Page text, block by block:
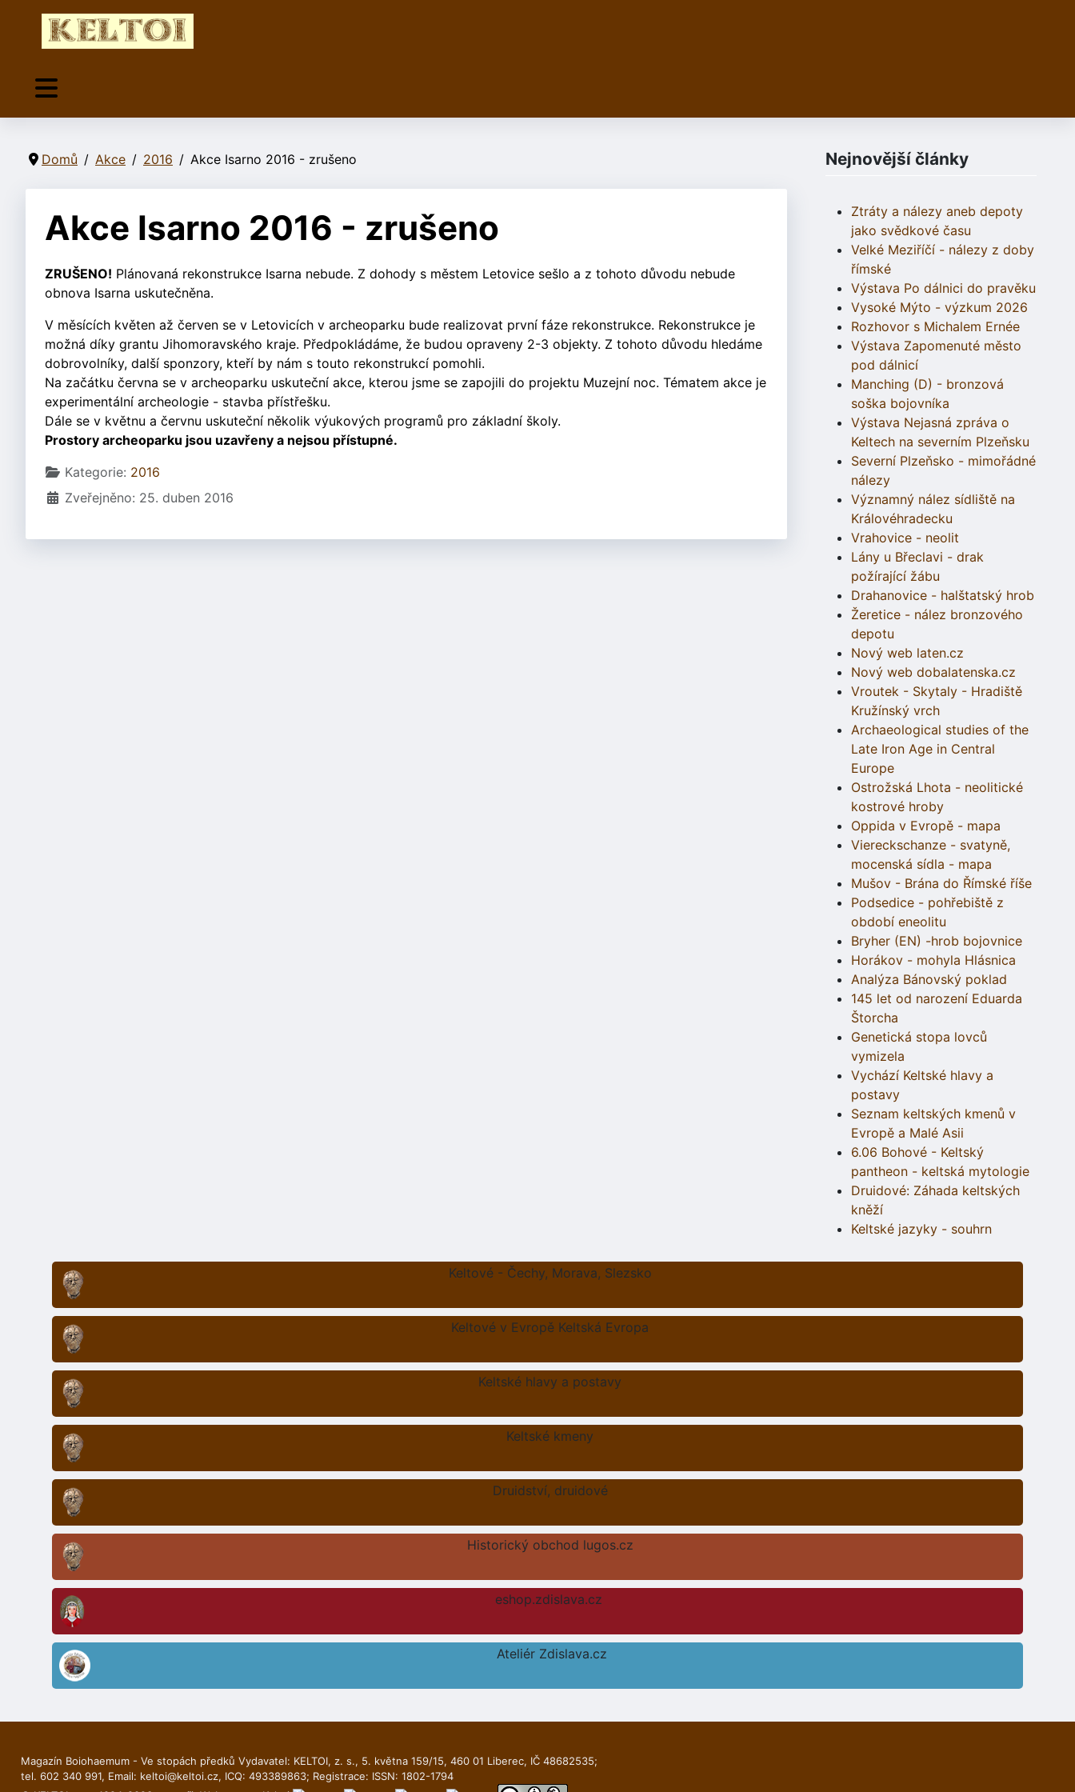
Domů Akce 2016 Akce Isarno 2016 - zrušeno
Akce Isarno 2016 - zrušeno
ZRUŠENO! Plánovaná rekonstrukce Isarna nebude. Z dohody s městem Letovice sešlo a z tohoto důvodu nebude
obnova Isarna uskutečněna.
V měsících květen až červen se v Letovicích v archeoparku bude realizovat první fáze rekonstrukce. Rekonstrukce je
možná díky grantu Jihomoravského kraje. Předpokládáme, že budou opraveny 2-3 objekty. Z tohoto důvodu hledáme
dobrovolníky, další sponzory, kteří by nám s touto rekonstrukcí pomohli.
Na začátku června se v archeoparku uskuteční akce, kterou jsme se zapojili do projektu Muzejní noc. Tématem akce je
experimentální archeologie - stavba přístřešku.
Dále se v květnu a červnu uskuteční několik výukových programů pro základní školy.
Prostory archeoparku jsou uzavřeny a nejsou přístupné.
Základní údaje
Kategorie: 2016
Zveřejněno: 25. duben 2016
Nejnovější články
Ztráty a nálezy aneb depoty
jako svědkové času
Velké Meziříčí - nálezy z doby
římské
Výstava Po dálnici do pravěku
Vysoké Mýto - výzkum 2026
Rozhovor s Michalem Ernée
Výstava Zapomenuté město
pod dálnicí
Manching (D) - bronzová
soška bojovníka
Výstava Nejasná zpráva o
Keltech na severním Plzeňsku
Severní Plzeňsko - mimořádné
nálezy
Významný nález sídliště na
Královéhradecku
Vrahovice - neolit
Lány u Břeclavi - drak
požírající žábu
Drahanovice - halštatský hrob
Žeretice - nález bronzového
depotu
Nový web laten.cz
Nový web dobalatenska.cz
Vroutek - Skytaly - Hradiště
Kružínský vrch
Archaeological studies of the
Late Iron Age in Central
Europe
Ostrožská Lhota - neolitické
kostrové hroby
Oppida v Evropě - mapa
Viereckschanze - svatyně,
mocenská sídla - mapa
Mušov - Brána do Římské říše
Podsedice - pohřebiště z
období eneolitu
Bryher (EN) -hrob bojovnice
Horákov - mohyla Hlásnica
Analýza Bánovský poklad
145 let od narození Eduarda
Štorcha
Genetická stopa lovců
vymizela
Vychází Keltské hlavy a
postavy
Seznam keltských kmenů v
Evropě a Malé Asii
6.06 Bohové - Keltský
pantheon - keltská mytologie
Druidové: Záhada keltských
kněží
Keltské jazyky - souhrn
Keltové - Čechy, Morava, Slezsko
Keltové v Evropě Keltská Evropa
Keltské hlavy a postavy
Keltské kmeny
Druidství, druidové
Historický obchod lugos.cz
eshop.zdislava.cz
Ateliér Zdislava.cz
Magazín Boiohaemum - Ve stopách předků Vydavatel: KELTOI, z. s., 5. května 159/15, 460 01 Liberec, IČ 48682535;
tel. 602 340 991, Email: keltoi@keltoi.cz, ICQ: 493389863; Registrace: ISSN: 1802-1794